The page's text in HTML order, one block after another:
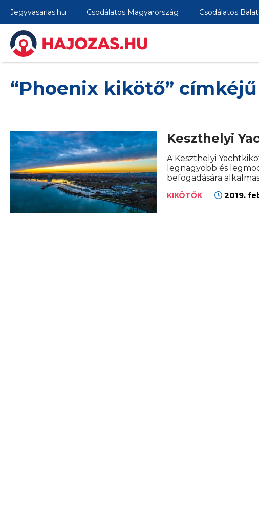
Jegyvasarlas.hu Csodálatos Magyarország Csodálatos
“Phoenix kikötő”
Keszthelyi
A Keszthelyi
legnagyobb és
befogadására
KIKÖTŐK 2019.